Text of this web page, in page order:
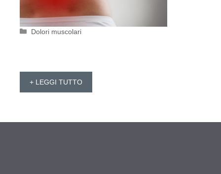
Categorie
Dolori muscolari
+ LEGGI TUTTO